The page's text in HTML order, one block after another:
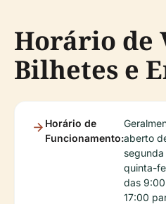
Horário de
Bilhetes e
Horário de
Funcionamento:aberto
segunda
quinta-
das
17:00